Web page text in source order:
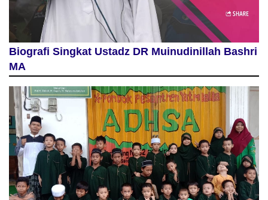
Biografi Singkat Ustadz DR Muinudinillah Bashri
MA